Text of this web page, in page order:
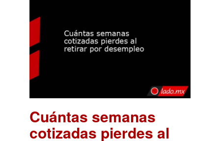
Cuántas semanas
cotizadas pierdes al